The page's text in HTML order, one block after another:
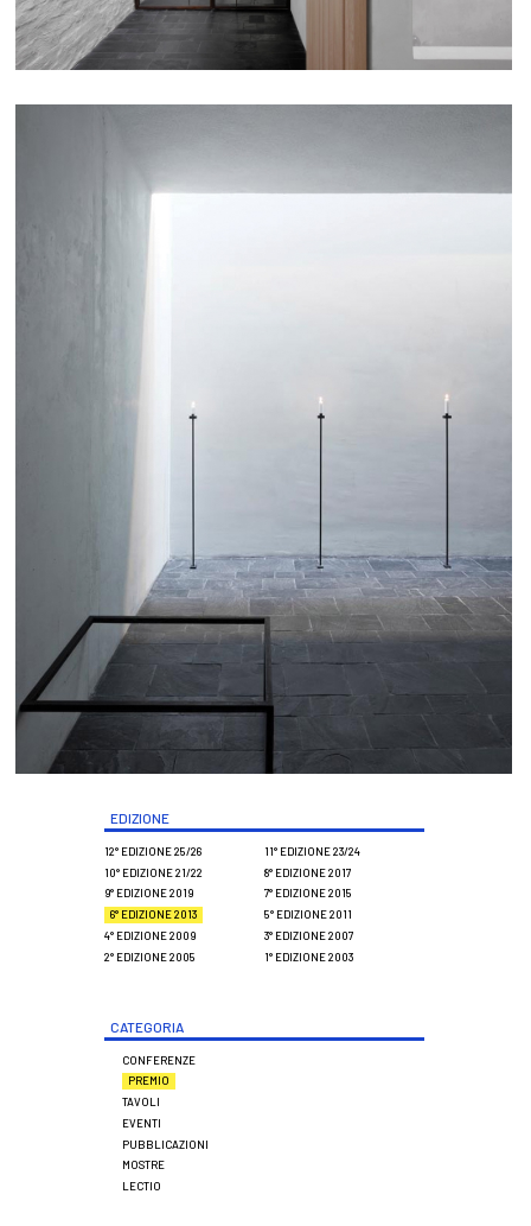
EDIZIONE
12° EDIZIONE 25/26
11° EDIZIONE 23/24
10° EDIZIONE 21/22
8° EDIZIONE 2017
9° EDIZIONE 2019
7° EDIZIONE 2015
6° EDIZIONE 2013
5° EDIZIONE 2011
4° EDIZIONE 2009
3° EDIZIONE 2007
2° EDIZIONE 2005
1° EDIZIONE 2003
CATEGORIA
CONFERENZE
PREMIO
TAVOLI
EVENTI
PUBBLICAZIONI
MOSTRE
LECTIO